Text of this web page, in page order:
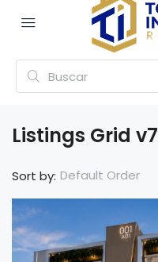
Listings Grid v7
Sort by: Default Order